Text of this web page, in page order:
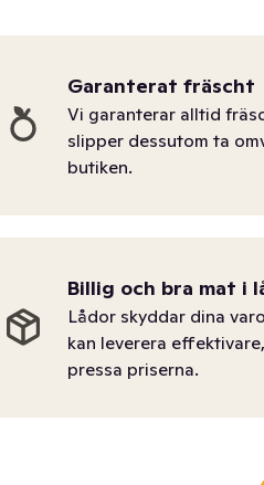
Garanterat fräscht
Vi garanterar alltid
slipper dessutom ta
butiken.
Billig och bra mat i
Lådor skyddar dina
kan leverera
pressa priserna.